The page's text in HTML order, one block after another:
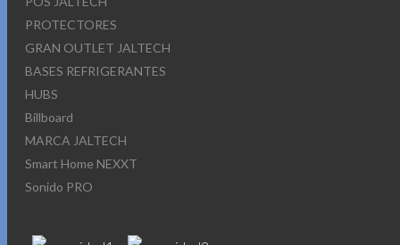
PROTECTORES
GRAN OUTLET JALTECH
BASES REFRIGERANTES
HUBS
Billboard
MARCA JALTECH
Smart Home NEXXT
Sonido PRO